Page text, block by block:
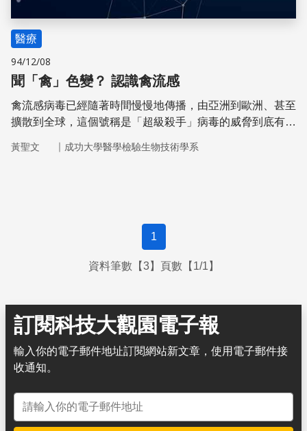
醫療
94/12/08
聞「禽」色變？ 認識禽流感
禽流感病毒已經隨著時間慢慢地傳播，由亞洲到歐洲、甚至
擴散到全球，這個號稱是「超級殺手」病毒的威脅到底有多
黃聖文 ｜ 成功大學醫學檢驗生物技術學系
1
資料筆數【3】頁數【1/1】
訂閱科技大觀園電子報
輸入你的電子郵件地址訂閱網站新文章，使用電子郵件接
收通知。
電子郵件地址